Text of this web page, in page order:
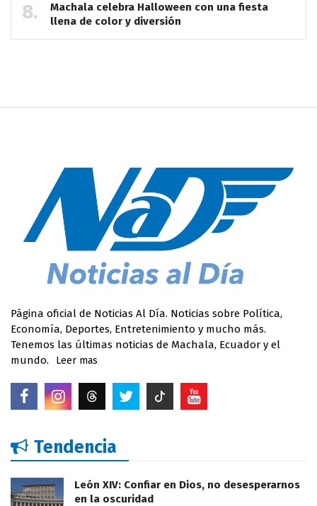
Machala celebra Halloween con una fiesta
llena de color y diversión
Página oficial de Noticias Al Día. Noticias sobre Política,
Economía, Deportes, Entretenimiento y mucho más.
Tenemos las últimas noticias de Machala, Ecuador y el
mundo.
Leer mas
Tendencia
León XIV: Confiar en Dios, no desesperarnos
en la oscuridad